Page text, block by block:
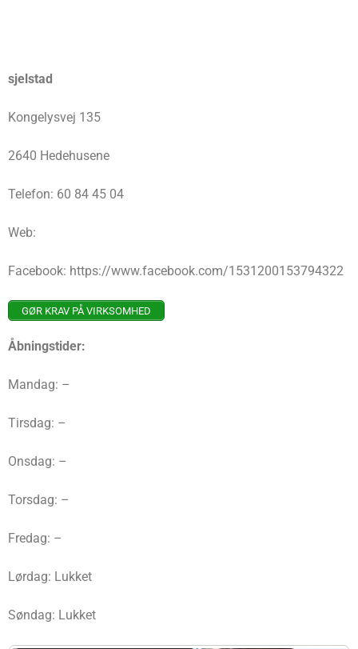
sjelstad
Kongelysvej 135
2640 Hedehusene
Telefon: 60 84 45 04
Web:
Facebook: https://www.facebook.com/1531200153794322
GØR KRAV PÅ VIRKSOMHED
Åbningstider:
Mandag: –
Tirsdag: –
Onsdag: –
Torsdag: –
Fredag: –
Lørdag: Lukket
Søndag: Lukket